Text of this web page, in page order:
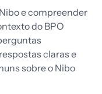
e compreender
do BPO
claras e
sobre o Nibo